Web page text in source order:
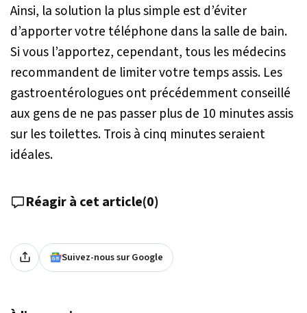
Ainsi, la solution la plus simple est d’éviter
d’apporter votre téléphone dans la salle de bain.
Si vous l’apportez, cependant, tous les médecins
recommandent de limiter votre temps assis. Les
gastroentérologues ont précédemment conseillé
aux gens de ne pas passer plus de 10 minutes assis
sur les toilettes. Trois à cinq minutes seraient
idéales.
Réagir à cet article(0)
Suivez-nous sur Google